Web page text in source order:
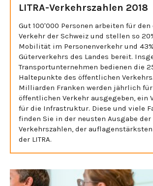
LITRA-Verkehrszahlen 2018
Gut 100'000 Personen arbeiten für
Verkehr der Schweiz und stellen so
Mobilität im Personenverkehr und
Güterverkehrs des Landes bereit.
Transportunternehmen bedienen die
Haltepunkte des öffentlichen Verkehrs.
Milliarden Franken werden jährlich
öffentlichen Verkehr ausgegeben, ein
für die Infrastruktur. Diese und viele
finden Sie in der neusten Ausgabe der
Verkehrszahlen, der
der LITRA.